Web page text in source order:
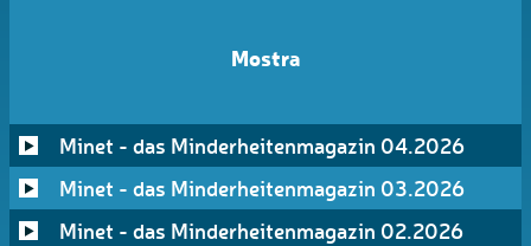
Mostra
Minet - das Minderheitenmagazin 04.2026
Minet - das Minderheitenmagazin 03.2026
Minet - das Minderheitenmagazin 02.2026